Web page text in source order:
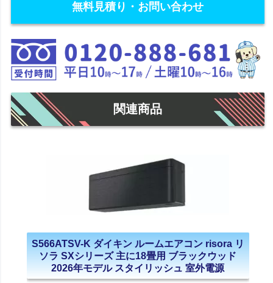
無料見積り・お問い合わせ
関連商品
S566ATSV-K ダイキン ルームエアコン risora リ
ソラ SXシリーズ 主に18畳用 ブラックウッド
2026年モデル スタイリッシュ 室外電源